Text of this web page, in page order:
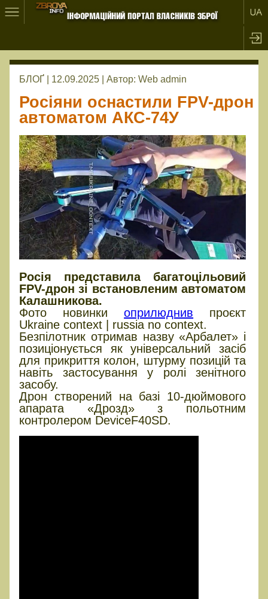
БЛОҐ | 12.09.2025 | Автор: Web admin
Росіяни оснастили FPV-дрон
автоматом АКС-74У
Росія представила багатоцільовий
FPV-дрон зі встановленим автоматом
Калашникова.
Фото новинкиоприлюднив проєкт
Ukraine context | russia no context.
Безпілотник отримав назву «Арбалет» і
позиціонується як універсальний засіб
для прикриття колон, штурму позицій та
навіть застосування у ролі зенітного
засобу.
Дрон створений на базі 10-дюймового
апарата «Дрозд» з польотним
контролером DeviceF40SD.